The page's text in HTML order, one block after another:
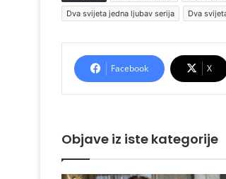
Dva svijeta jedna ljubav serija
Dva
Facebook X
Objave iz iste kategorije